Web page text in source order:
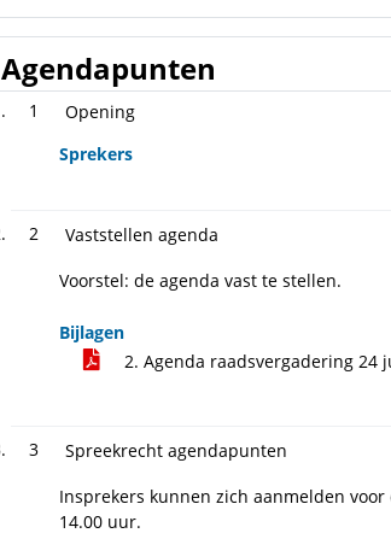
Agendapunten
1
Opening
Sprekers
2
Vaststellen agenda
Voorstel: de agenda vast te stellen.
Bijlagen
2. Agenda raadsvergadering 24
3
Spreekrecht agendapunten
Insprekers kunnen zich aanmelden
14.00 uur.